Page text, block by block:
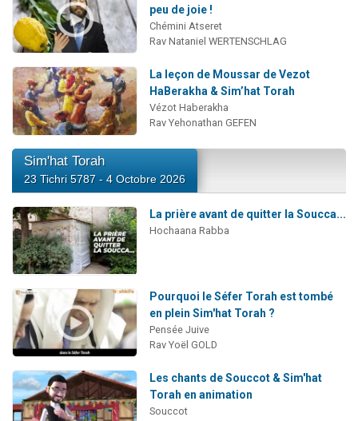
peu de joie !
Chémini Atseret
Rav Nataniel WERTENSCHLAG
La leçon de Moussar de Vezot
HaBerakha & Sim’hat Torah
Vézot Haberakha
Rav Yehonathan GEFEN
Sim'hat Torah
23 Tichri 5787 - 4 Octobre 2026
La prière avant de quitter la Soucca...
Hochaana Rabba
Pourquoi le Séfer Torah est tombé
en plein Sim'hat Torah ?
Pensée Juive
Rav Yoël GOLD
Les chants de Souccot & Sim'hat
Torah en animation
Souccot